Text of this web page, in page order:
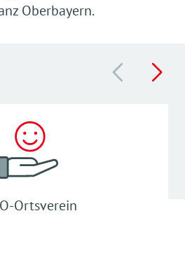
Oberbayern.
Ortsverein